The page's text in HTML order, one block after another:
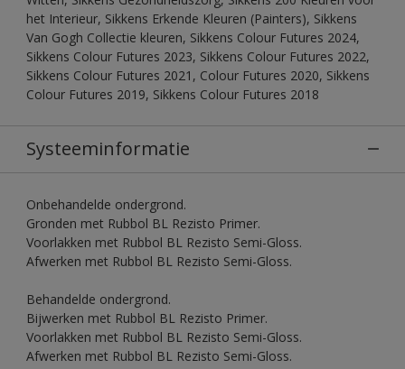
het Interieur, Sikkens Erkende Kleuren (Painters), Sikkens
Van Gogh Collectie kleuren, Sikkens Colour Futures 2024,
Sikkens Colour Futures 2023, Sikkens Colour Futures 2022,
Sikkens Colour Futures 2021, Colour Futures 2020, Sikkens
Colour Futures 2019, Sikkens Colour Futures 2018
Systeeminformatie
Onbehandelde ondergrond.
Gronden met Rubbol BL Rezisto Primer.
Voorlakken met Rubbol BL Rezisto Semi-Gloss.
Afwerken met Rubbol BL Rezisto Semi-Gloss.
Behandelde ondergrond.
Bijwerken met Rubbol BL Rezisto Primer.
Voorlakken met Rubbol BL Rezisto Semi-Gloss.
Afwerken met Rubbol BL Rezisto Semi-Gloss.